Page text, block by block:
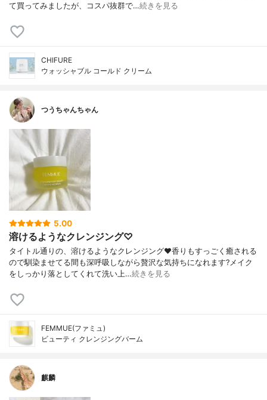
て買ってみましたが、コスパ抜群で…続きを見る
CHIFURE
ウォッシャブル コールド クリーム
つうちゃんちゃん
5.00
溶けるようなクレンジング♡
タイトル通りの、溶けるようなクレンジング❤️香りもすっごく癒される
ので馴染ませてる間も深呼吸しながら贅沢な気持ちになれます?メイク
をしっかり落としてくれて洗い上…続きを見る
FEMMUE(ファミュ)
ビューティ クレンジングバーム
麒麟